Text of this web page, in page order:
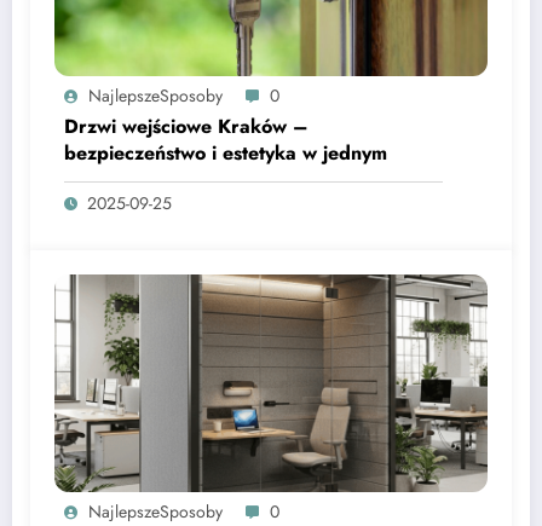
NajlepszeSposoby 0
Drzwi wejściowe Kraków –
bezpieczeństwo i estetyka w jednym
2025-09-25
NajlepszeSposoby 0